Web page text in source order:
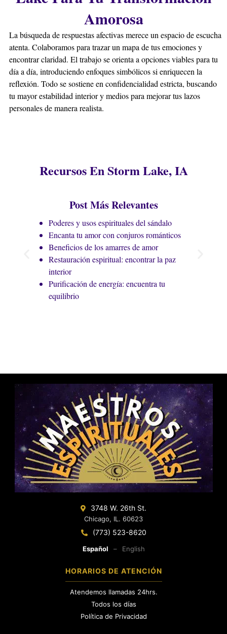
desobediencia extrema o cuando se necesita
restablecer el orden.
¿Hay estacionamiento disponible cerca de la Botánica
en Storm Lake?
Sí, hay amplio estacionamiento disponible cerca de
nuestra botánica en Storm Lake. La zona cuenta con
parquímetros en calles aledañas y estacionamientos
públicos gratuitos y de pago a corta distancia,
rituales, hierbas sagradas, inciensos, aceites esenciales,
apoyar tu camino espiritual personal.
¿Puede un alejamiento ayudar a proteger mi relación en
Storm Lake?
Definitivamente. Un servicio de alejamiento en Storm
Lake, realizado por Maestros Espirituales, elimina
influencias negativas o terceras personas que
amenazan tu relación, creando un escudo protector que
fortalece el vínculo exclusivo con tu pareja.
¿Es posible revertir un trabajo de brujería negativo?
Amor en Storm Lake?
Elige al Maestro Héctor por su linaje directo de
chamanes de Oaxaca. Su experiencia garantiza Amarres
de Amor en Storm Lake realizados con sabiduría
ancestral y poder genuino, ofreciendo soluciones
duraderas y éticas para el amor.
¿Qué debo esperar durante una consulta espiritual
inicial?
Durante una consulta inicial, se evaluará tu situación
tarot. Se identifican bloqueos y se te explica el proceso
recomendado, asegurando que comprendas cada paso
del trabajo espiritual a realizar.
Amorosa
La búsqueda de respuestas afectivas merece un espacio de escucha
atenta. Colaboramos para trazar un mapa de tus emociones y
encontrar claridad. El trabajo se orienta a opciones viables para tu
día a día, introduciendo enfoques simbólicos si enriquecen la
reflexión. Todo se sostiene en confidencialidad estricta, buscando
tu mayor estabilidad interior y medios para mejorar tus lazos
personales de manera realista.
Recursos En Storm Lake, IA
Post Más Relevantes
Poderes y usos espirituales del sándalo
Encanta tu amor con conjuros románticos
Beneficios de los amarres de amor
Restauración espiritual: encontrar la paz
interior
Purificación de energía: encuentra tu
equilibrio
3748 W. 26th St.
Chicago, IL. 60623
(773) 523-8620
Español – English
HORARIOS DE ATENCIÓN
Atendemos llamadas 24hrs.
Todos los días
Política de Privacidad